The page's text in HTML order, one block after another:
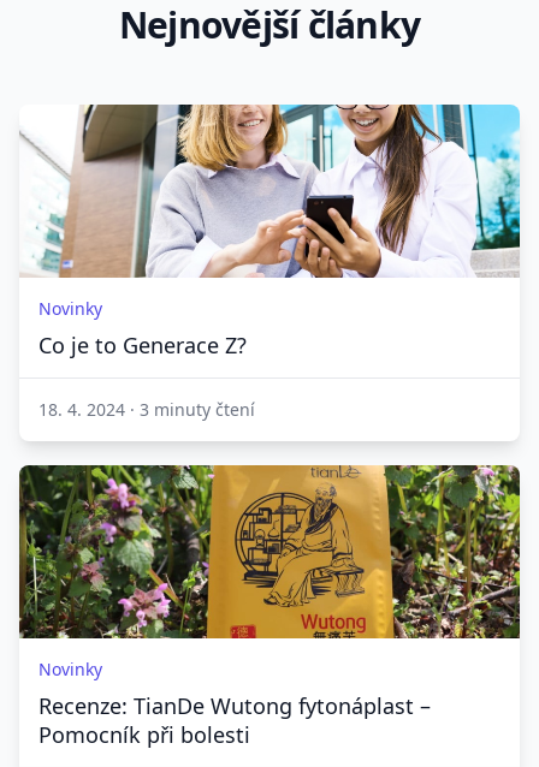
Nejnovější články
Novinky
Co je to Generace Z?
18. 4. 2024 · 3 minuty čtení
Novinky
Recenze: TianDe Wutong fytonáplast –
Pomocník při bolesti